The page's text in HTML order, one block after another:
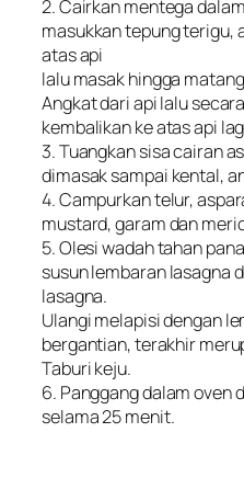
2. Cairkan mentega
masukkan tepung terigu,
atas api
lalu masak hingga
Angkat dari api lalu
kembalikan ke atas api
3. Tuangkan sisa cairan
dimasak sampai kental,
4. Campurkan telur,
mustard, garam dan
5. Olesi wadah tahan
susun lembaran lasagna
lasagna.
Ulangi melapisi dengan
bergantian, terakhir
Taburi keju.
6. Panggang dalam oven
selama 25 menit.